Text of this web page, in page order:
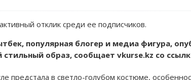
отклик среди ее подписчиков.
популярная блогер и медиа фигура,
стильный образ, сообщает vkurse.kz со
предстала в светло-голубом костюме,